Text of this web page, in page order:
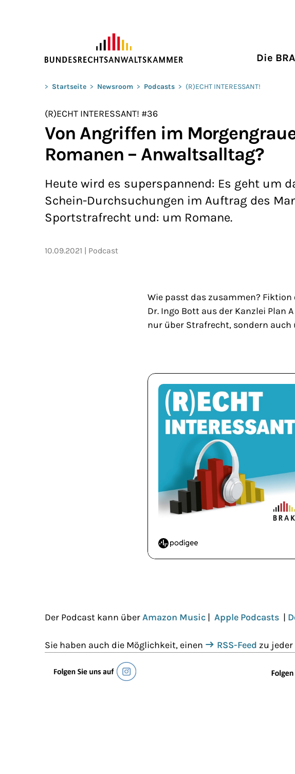
Die
Sie befinden sich hier:
> Startseite > Newsroom > Podcasts > (R)ECHT INTERESSANT!
(R)ECHT INTERESSANT! #36
Von Angriffen im
Romanen – Anwaltsalltag?
Heute wird es superspannend: Es geht um
Schein-Durchsuchungen im Auftrag des
Sportstrafrecht und: um Romane.
10.09.2021 Podcast
Wie passt das zusammen?
Dr. Ingo Bott aus der Kanzlei Plan
nur über Strafrecht, sondern auch
Der Podcast kann überAmazon Music | Apple Podcasts |
Sie haben auch die Möglichkeit, einen RSS-Feed zu jeder